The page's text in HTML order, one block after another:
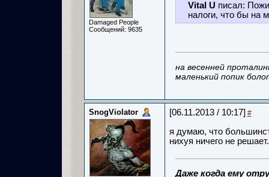
Damaged People
Сообщений: 9635
Vital U писал:
налоги, что бы на
на весенней
маленький попик
SnogViolator [06.11.2013 / 10:17] #
я думаю, что
нихуя ничего не
Даже когда ему